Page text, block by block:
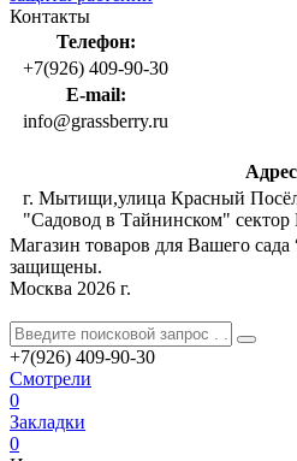
Контакты
Телефон:
+7(926) 409-90-30
E-mail:
info@grassberry.ru
г. Мытищи,улица Красный
"Садовод в Тайнинском" сектор
Магазин товаров для Вашего
защищены.
Москва 2026 г.
+7(926) 409-90-30
Смотрели
0
Закладки
0